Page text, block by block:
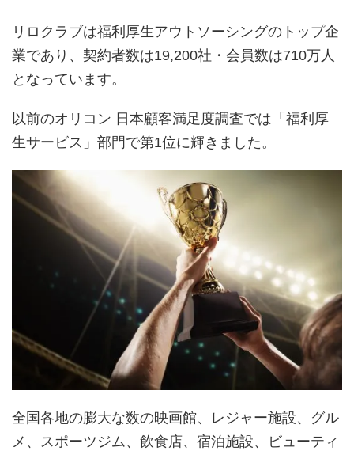
リロクラブは福利厚生アウトソーシングのトップ企
業であり、契約者数は19,200社・会員数は710万人
となっています。
以前のオリコン 日本顧客満足度調査では「福利厚
生サービス」部門で第1位に輝きました。
全国各地の膨大な数の映画館、レジャー施設、グル
メ、スポーツジム、飲食店、宿泊施設、ビューティ